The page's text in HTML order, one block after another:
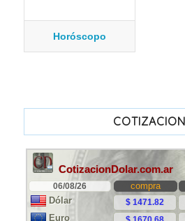
Horóscopo